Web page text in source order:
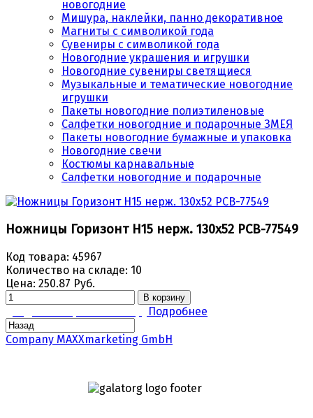
новогодние
Мишура, наклейки, панно декоративное
Магниты с символикой года
Сувениры с символикой года
Новогодние украшения и игрушки
Новогодние сувениры светящиеся
Музыкальные и тематические новогодние
игрушки
Пакеты новогодние полиэтиленовые
Салфетки новогодние и подарочные ЗМЕЯ
Пакеты новогодние бумажные и упаковка
Новогодние свечи
Костюмы карнавальные
Салфетки новогодние и подарочные
Ножницы Горизонт Н15 нерж. 130х52 РСВ-77549
Код товара: 45967
Количество на складе: 10
Цена: 250.87 Руб.
В корзину
Подробнее
Company MAXXmarketing GmbH